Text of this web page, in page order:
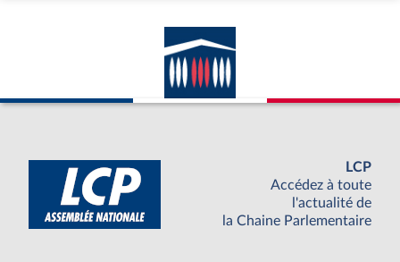
LCP
Accédez à toute
l'actualité de
la Chaine Parlementaire